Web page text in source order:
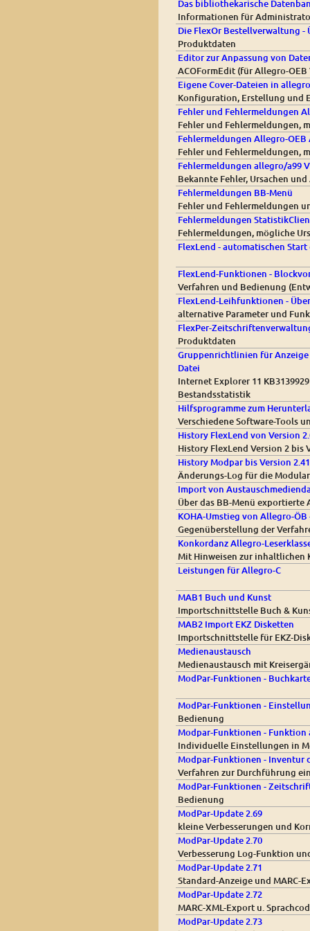
Das bibliothekarische
Informationen für
Die FlexOr Bestellverwaltung -
Produktdaten
Editor zur Anpassung von
ACOFormEdit (für Allegro-OEB
Eigene Cover-Dateien in
Konfiguration, Erstellung und
Fehler und Fehlermeldungen
Fehler und Fehlermeldungen,
Fehlermeldungen Allegro-
Fehler und Fehlermeldungen,
Fehlermeldungen allegro/a99
Bekannte Fehler, Ursachen
Fehlermeldungen BB-Menü
Fehler und Fehlermeldungen
Fehlermeldungen
Fehlermeldungen, mögliche
FlexLend - automatischen
FlexLend-Funktionen -
Verfahren und Bedienung
FlexLend-Leihfunktionen -
alternative Parameter und
FlexPer-
Produktdaten
Gruppenrichtlinien für
Datei
Internet Explorer 11
Bestandsstatistik
Hilfsprogramme zum
Verschiedene Software-Tools
History FlexLend von Version
History FlexLend Version 2 bis
History Modpar bis Version 2.41
Änderungs-Log für die
Import von
Über das BB-Menü
KOHA-Umstieg von Allegro-
Gegenüberstellung der
Konkordanz Allegro-
Mit Hinweisen zur inhaltlichen
Leistungen für Allegro-C
MAB1 Buch und Kunst
Importschnittstelle Buch &
MAB2 Import EKZ Disketten
Importschnittstelle für EKZ-
Medienaustausch
Medienaustausch mit
ModPar-Funktionen -
ModPar-Funktionen -
Bedienung
Modpar-Funktionen -
Individuelle Einstellungen in
Modpar-Funktionen - Inventur
Verfahren zur Durchführung
ModPar-Funktionen -
Bedienung
ModPar-Update 2.69
kleine Verbesserungen und
ModPar-Update 2.70
Verbesserung Log-Funktion
ModPar-Update 2.71
Standard-Anzeige und MARC-
ModPar-Update 2.72
MARC-XML-Export u.
ModPar-Update 2.73